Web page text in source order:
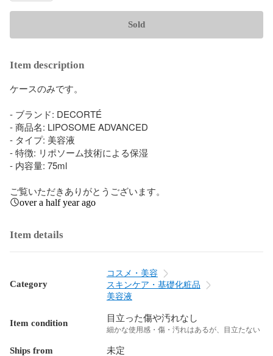
Sold
Item description
ケースのみです。
- ブランド: DECORTÉ
- 商品名: LIPOSOME ADVANCED
- タイプ: 美容液
- 特徴: リポソーム技術による保湿
- 内容量: 75ml
ご覧いただきありがとうございます。
over a half year ago
Item details
Category
コスメ・美容
スキンケア・基礎化粧品
美容液
Item condition 目立った傷や汚れなし
細かな使用感・傷・汚れはあるが、目立たない
Ships from 未定